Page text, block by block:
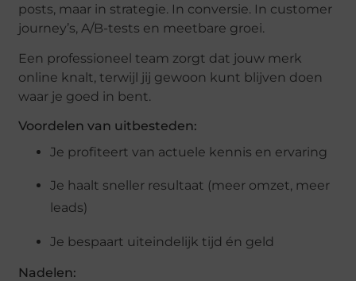
posts, maar in strategie. In conversie. In customer
journey’s, A/B-tests en meetbare groei.
Een professioneel team zorgt dat jouw merk
online knalt, terwijl jij gewoon kunt blijven doen
waar je goed in bent.
Voordelen van uitbesteden:
Je profiteert van actuele kennis en ervaring
Je haalt sneller resultaat (meer omzet, meer
leads)
Je bespaart uiteindelijk tijd én geld
Nadelen: